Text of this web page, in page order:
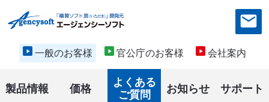
一般のお客様 官公庁のお客様 会社案内
製品情報 価格
よくある
ご質問
お知らせ サポート